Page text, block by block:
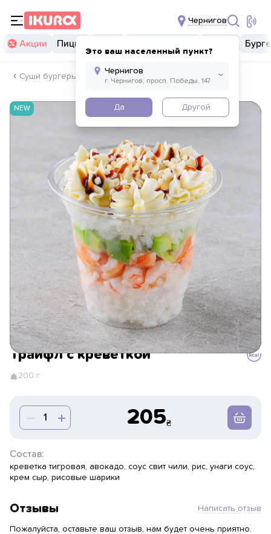
Чернигов
Это ваш населенный пункт?
Да Другой
Акции Пицца
Суши бургеры
NEW
Трайфл с креветкой
200 г
205
Состав:
креветка тигровая, авокадо, соус свит чили, рис, унаги соус,
крем сыр, рисовые шарики
Отзывы Написать отзыв
Пожалуйста, оставьте ваш отзыв, нам будет очень приятно.